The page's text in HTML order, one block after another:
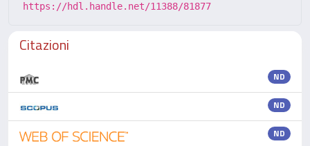
https://hdl.handle.net/11388/81877
Citazioni
ND
ND
ND